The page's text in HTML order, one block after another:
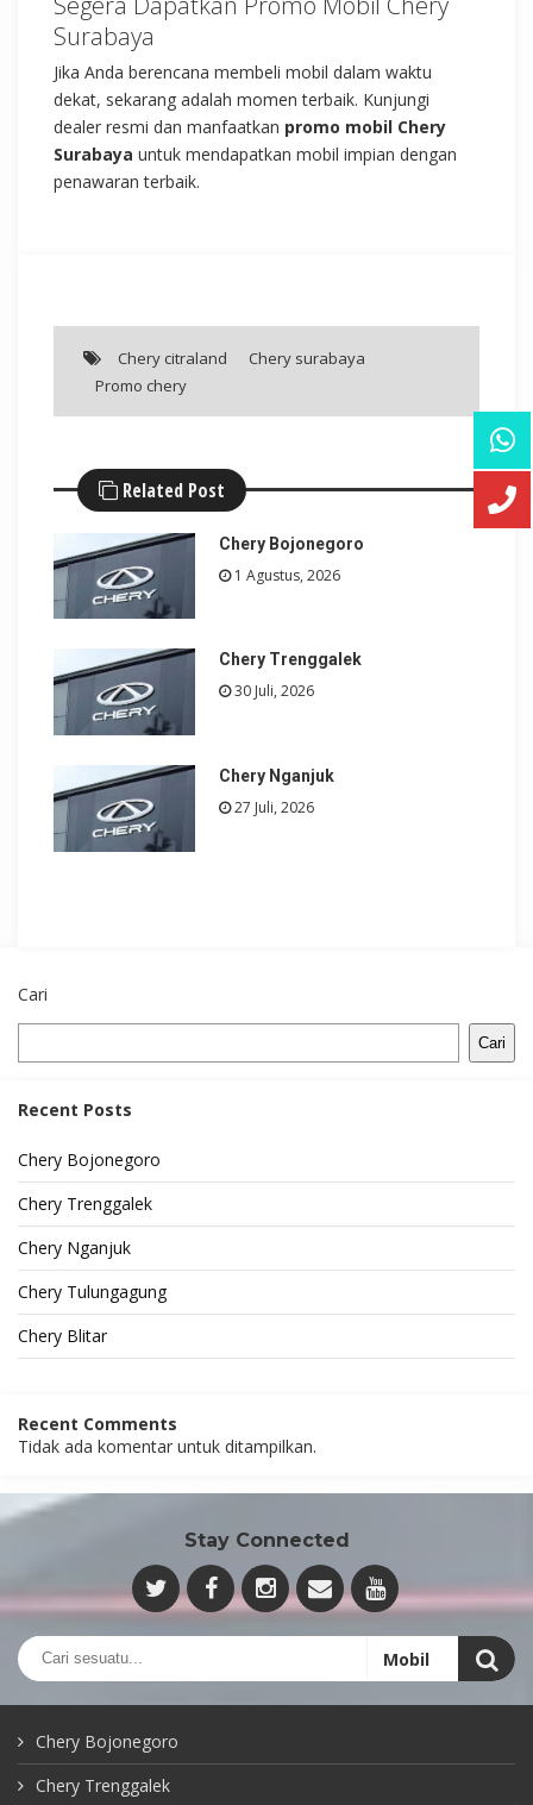
Surabaya
Jika Anda berencana membeli mobil dalam waktu
dekat, sekarang adalah momen terbaik. Kunjungi
dealer resmi dan manfaatkan promo mobil Chery
Surabaya untuk mendapatkan mobil impian dengan
penawaran terbaik.
Chery citraland
Chery surabaya
Promo chery
Related Post
Chery Bojonegoro
1 Agustus, 2026
Chery Trenggalek
30 Juli, 2026
Chery Nganjuk
27 Juli, 2026
Cari
Cari
Recent Posts
Chery Bojonegoro
Chery Trenggalek
Chery Nganjuk
Chery Tulungagung
Chery Blitar
Recent Comments
Tidak ada komentar untuk ditampilkan.
Stay Connected
Chery Bojonegoro
Chery Trenggalek